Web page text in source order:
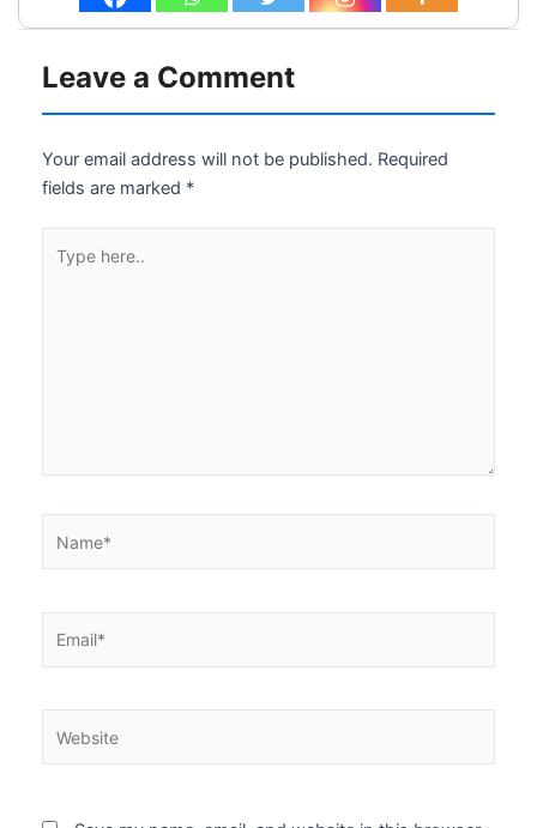
Leave a Comment
Your email address will not be published. Required
fields are marked *
here..